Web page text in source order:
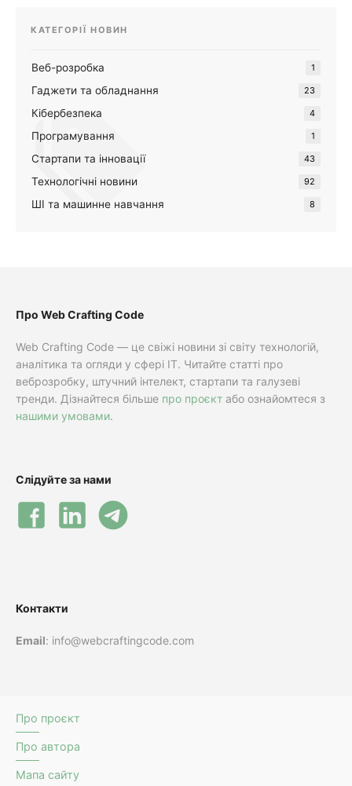
КАТЕГОРІЇ НОВИН
Веб-розробка 1
Гаджети та обладнання 23
Кібербезпека 4
Програмування 1
Стартапи та інновації 43
Технологічні новини 92
ШІ та машинне навчання 8
Про Web Crafting Code
Web Crafting Code — це свіжі новини зі світу технологій,
аналітика та огляди у сфері IT. Читайте статті про
веброзробку, штучний інтелект, стартапи та галузеві
тренди. Дізнайтеся більше про проєкт або ознайомтеся з
нашими умовами.
Слідуйте за нами
Контакти
Email: info@webcraftingcode.com
Про проєкт
Про автора
Мапа сайту